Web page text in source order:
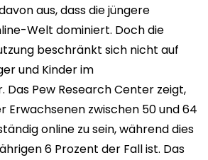
aus, dass die jüngere
Welt dominiert. Doch die
beschränkt sich nicht auf
und Kinder im
Pew Research Center zeigt,
Erwachsenen zwischen 50 und 64
online zu sein, während dies
6 Prozent der Fall ist. Das